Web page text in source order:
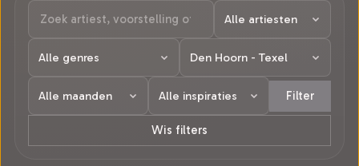
Filter
Wis filters